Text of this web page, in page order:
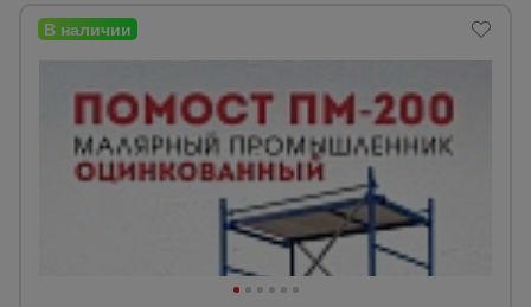
Штукатурные
комплекты
Сварочные
аппараты
Тепловые